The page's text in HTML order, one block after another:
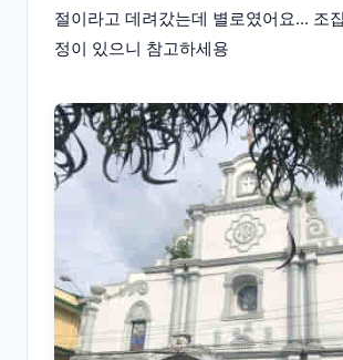
절이라고 데려갔는데 별로였어요... 조
정이 있으니 참고하세용